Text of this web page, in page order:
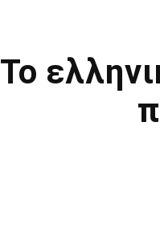
Το